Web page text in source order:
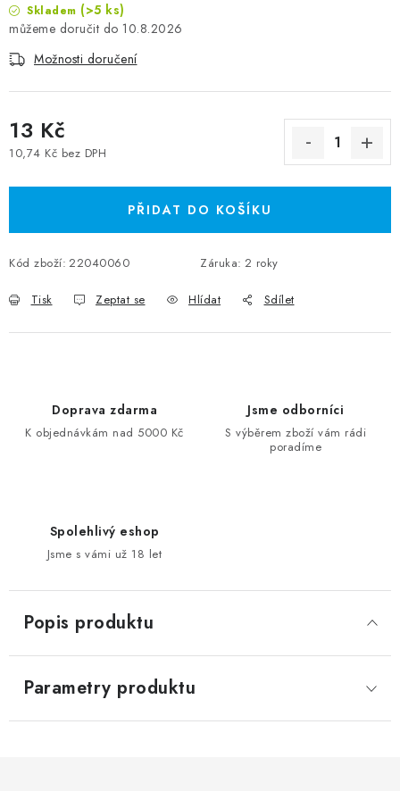
Skladem (>5 ks)
10.8.2026
Možnosti doručení
13 Kč
10,74 Kč bez DPH
PŘIDAT DO KOŠÍKU
Kód zboží: 22040060 Záruka: 2 roky
Tisk Zeptat se Hlídat Sdílet
Doprava zdarma
K objednávkám nad 5000 Kč
Jsme odborníci
S výběrem zboží vám rádi
poradíme
Spolehlivý eshop
Jsme s vámi už 18 let
Popis produktu
Parametry produktu